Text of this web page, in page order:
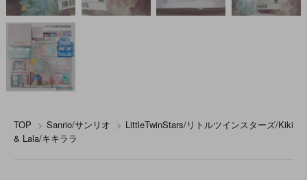
TOP > Sanrio/サンリオ > LittleTwinStars/リトルツインスターズ/Kiki
& Lala/キキララ